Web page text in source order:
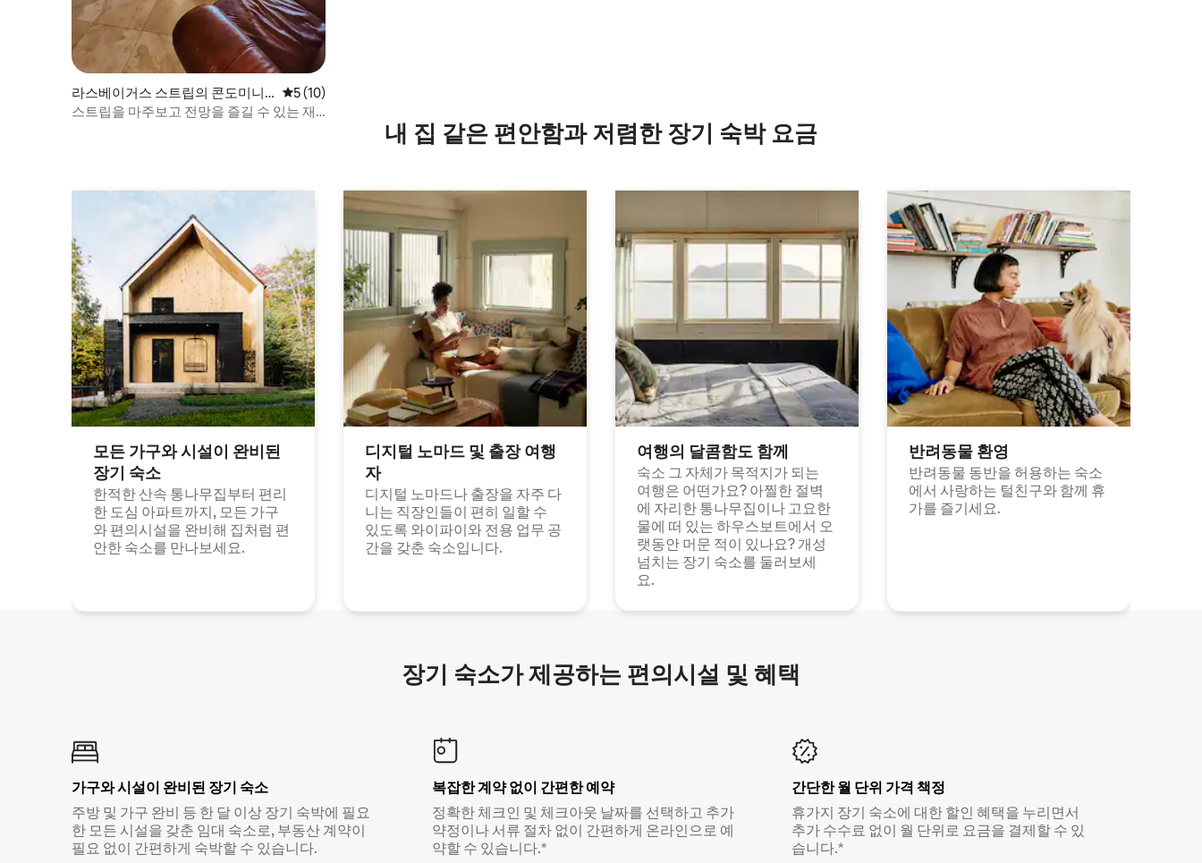
라스베이거스 스트립의 콘도미니
엄
평점 5점(5점 만점), 후기 10개
5 (10)
스트립을 마주보고 전망을 즐길 수 있는 재
내 집 같은 편안함과 저렴한 장기 숙박 요금
모든 가구와 시설이 완비된
장기 숙소
한적한 산속 통나무집부터 편리
한 도심 아파트까지, 모든 가구
와 편의시설을 완비해 집처럼 편
안한 숙소를 만나보세요.
디지털 노마드 및 출장 여행
자
디지털 노마드나 출장을 자주 다
니는 직장인들이 편히 일할 수
있도록 와이파이와 전용 업무 공
간을 갖춘 숙소입니다.
여행의 달콤함도 함께
숙소 그 자체가 목적지가 되는
여행은 어떤가요? 아찔한 절벽
에 자리한 통나무집이나 고요한
물에 떠 있는 하우스보트에서 오
랫동안 머문 적이 있나요? 개성
넘치는 장기 숙소를 둘러보세
요.
반려동물 환영
반려동물 동반을 허용하는 숙소
에서 사랑하는 털친구와 함께 휴
가를 즐기세요.
장기 숙소가 제공하는 편의시설 및 혜택
가구와 시설이 완비된 장기 숙소
주방 및 가구 완비 등 한 달 이상 장기 숙박에 필요
한 모든 시설을 갖춘 임대 숙소로, 부동산 계약이
필요 없이 간편하게 숙박할 수 있습니다.
복잡한 계약 없이 간편한 예약
정확한 체크인 및 체크아웃 날짜를 선택하고 추가
약정이나 서류 절차 없이 간편하게 온라인으로 예
약할 수 있습니다.*
간단한 월 단위 가격 책정
휴가지 장기 숙소에 대한 할인 혜택을 누리면서
추가 수수료 없이 월 단위로 요금을 결제할 수 있
습니다.*